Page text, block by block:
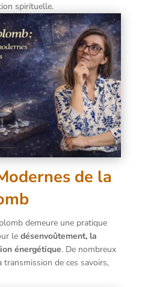
spirituelle.
de la
demeure une pratique
le désenvoûtement, la
énergétique. De nombreux
de ces savoirs,